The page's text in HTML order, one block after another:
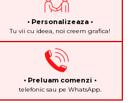
• Personalizeaza •
Tu vii cu ideea, noi creem grafica!
• Preluam comenzi •
telefonic sau pe WhatsApp.